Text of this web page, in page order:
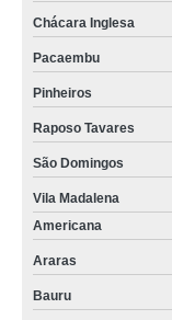
Chácara Inglesa
Pacaembu
Pinheiros
Raposo Tavares
São Domingos
Vila Madalena
Americana
Araras
Bauru